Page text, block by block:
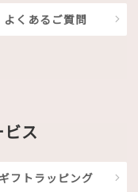
よくあるご質問
ス
ギフトラッピング